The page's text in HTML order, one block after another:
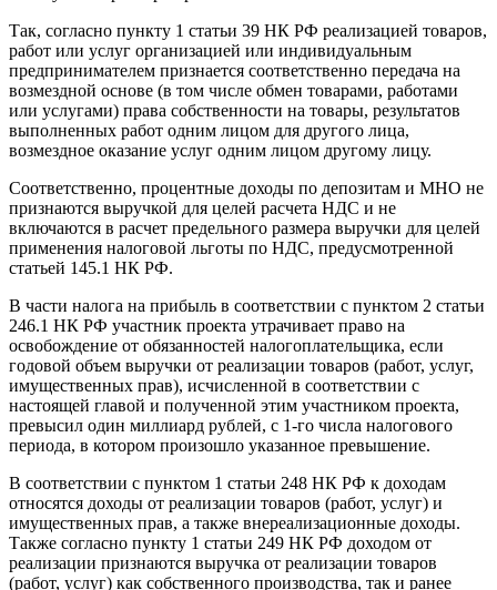
Так, согласно пункту 1 статьи 39 НК РФ реализацией товаров,
работ или услуг организацией или индивидуальным
предпринимателем признается соответственно передача на
возмездной основе (в том числе обмен товарами, работами
или услугами) права собственности на товары, результатов
выполненных работ одним лицом для другого лица,
возмездное оказание услуг одним лицом другому лицу.
Соответственно, процентные доходы по депозитам и МНО не
признаются выручкой для целей расчета НДС и не
включаются в расчет предельного размера выручки для целей
применения налоговой льготы по НДС, предусмотренной
статьей 145.1 НК РФ.
В части налога на прибыль в соответствии с пунктом 2 статьи
246.1 НК РФ участник проекта утрачивает право на
освобождение от обязанностей налогоплательщика, если
годовой объем выручки от реализации товаров (работ, услуг,
имущественных прав), исчисленной в соответствии с
настоящей главой и полученной этим участником проекта,
превысил один миллиард рублей, с 1-го числа налогового
периода, в котором произошло указанное превышение.
В соответствии с пунктом 1 статьи 248 НК РФ к доходам
относятся доходы от реализации товаров (работ, услуг) и
имущественных прав, а также внереализационные доходы.
Также согласно пункту 1 статьи 249 НК РФ доходом от
реализации признаются выручка от реализации товаров
(работ, услуг) как собственного производства, так и ранее